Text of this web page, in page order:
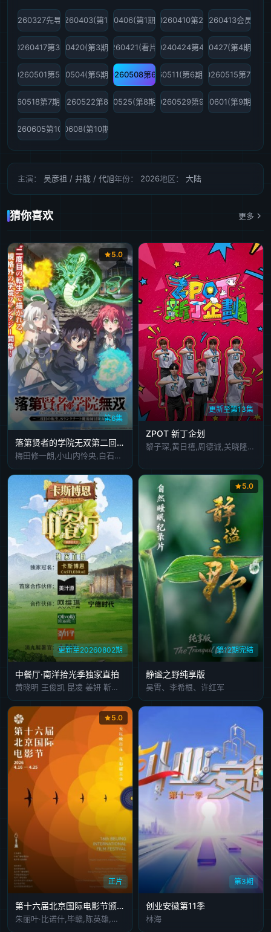
20260327先导片20260403(第1期)20260406(第1期加更)20260410第2期20260413会员版
20260417第3期20260420(第3期加更)20260421(看片会)20240424第4期20260427(第4期加更)
20260501第5期20260504(第5期加更)20260508第6期20260511(第6期加更)20260515第7期
20260518第7期加更20260522第8期20260525(第8期加更)20260529第9期20260601(第9期加更)
20260605第10期20260608(第10期加更)
主演： 吴彦祖 / 井胧 / 代旭年份： 2026地区： 大陆
猜你喜欢 更多
第6集
5.0
落第贤者的学院无双第二回转生
梅田修一朗,小山内怜央,白石晴香,加藤英美里,平川大辅,东地宏树,福原绫香
更新至第13集
ZPOT 新丁企划
黎子琛,黄日禧,周德诚,关晓隆,陈缙羲,张肇维,林焯彦
更新至20260802期
中餐厅·南洋拾光季独家直拍
黄晓明 王俊凯 昆凌 姜妍 靳梦佳 张雅琪 林述巍
第12期完结
5.0
静谧之野纯享版
吴霄、李希根、许红军
正片
5.0
第十六届北京国际电影节颁奖典
朱丽叶·比诺什,毕赣,陈英雄,加布里埃尔·马斯卡罗,张小斐
第3期
创业安徽第11季
林海